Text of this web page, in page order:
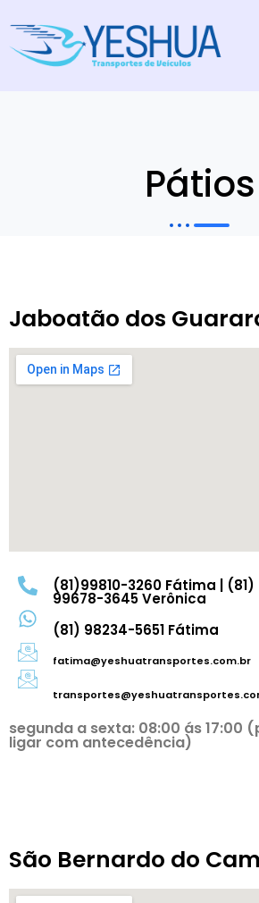
Pátios
Jaboatão dos
(81)99810-3260 Fátima | (81)
99678-3645 Verônica
(81) 98234-5651 Fátima
fatima@yeshuatransportes.com.br
segunda a sexta: 08:00 ás 17:00
ligar com antecedência)
São Bernardo do